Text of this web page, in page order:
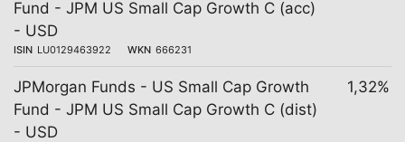
Fund - JPM US Small Cap Growth C (acc)
- USD
ISIN LU0129463922 WKN 666231
JPMorgan Funds - US Small Cap Growth
Fund - JPM US Small Cap Growth C (dist)
- USD
1,32%